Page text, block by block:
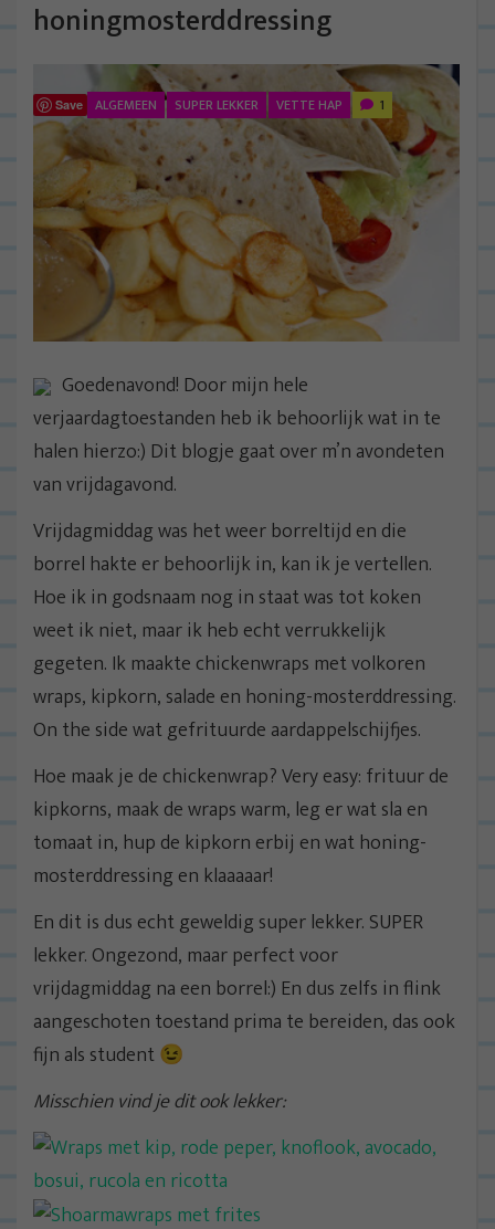
honingmosterddressing
Save ALGEMEEN SUPER LEKKER VETTE HAP 1
Goedenavond! Door mijn hele
verjaardagtoestanden heb ik behoorlijk wat in te
halen hierzo:) Dit blogje gaat over m’n avondeten
van vrijdagavond.
Vrijdagmiddag was het weer borreltijd en die
borrel hakte er behoorlijk in, kan ik je vertellen.
Hoe ik in godsnaam nog in staat was tot koken
weet ik niet, maar ik heb echt verrukkelijk
gegeten. Ik maakte chickenwraps met volkoren
wraps, kipkorn, salade en honing-mosterddressing.
On the side wat gefrituurde aardappelschijfjes.
Hoe maak je de chickenwrap? Very easy: frituur de
kipkorns, maak de wraps warm, leg er wat sla en
tomaat in, hup de kipkorn erbij en wat honing-
mosterddressing en klaaaaar!
En dit is dus echt geweldig super lekker. SUPER
lekker. Ongezond, maar perfect voor
vrijdagmiddag na een borrel:) En dus zelfs in flink
aangeschoten toestand prima te bereiden, das ook
fijn als student 😉
Misschien vind je dit ook lekker: